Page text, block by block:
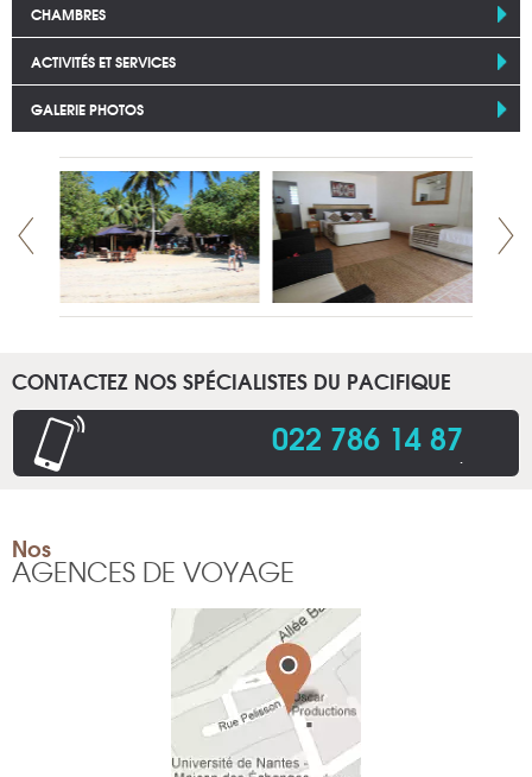
CHAMBRES
ACTIVITÉS ET SERVICES
GALERIE PHOTOS
CONTACTEZ NOS SPÉCIALISTES DU PACIFIQUE
022 786 14 87.
Nos
AGENCES DE VOYAGE